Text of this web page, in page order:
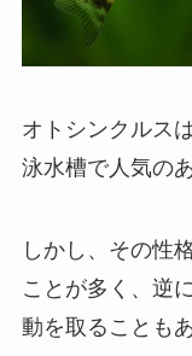
オトシンクルス
泳水槽で人気の
しかし、その性
ことが多く、逆
動を取ることも